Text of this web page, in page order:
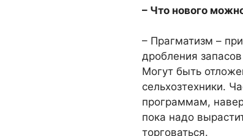
– Что нового
– Прагматизм –
дробления
Могут быть
сельхозтехники.
программам,
пока надо
торговаться.